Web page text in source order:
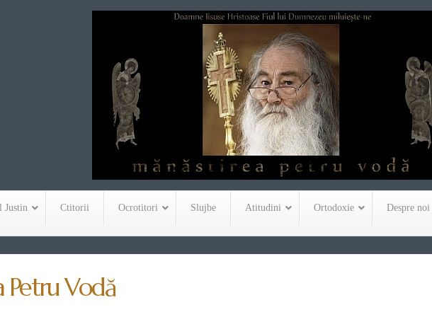
Justin Ctitorii Ocrotitori Slujbe Atitudini Ortodoxie Despre noi
Petru Vodă